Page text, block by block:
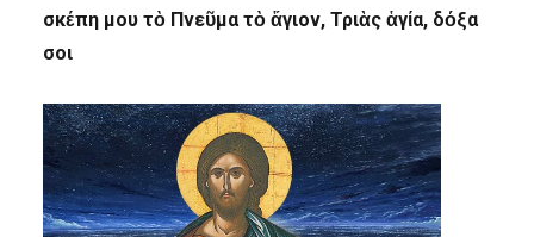
σκέπη μου τὸ Πνεῦμα τὸ ἅγιον, Τριὰς ἁγία, δόξα
σοι